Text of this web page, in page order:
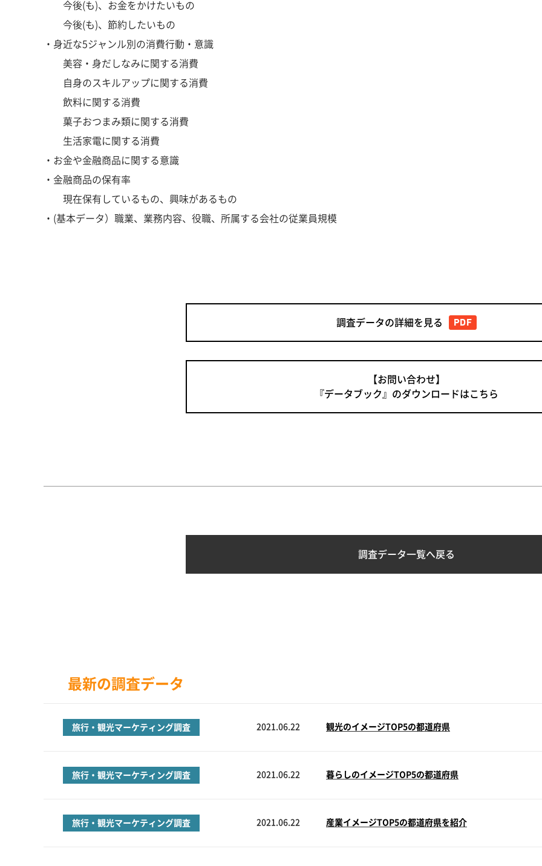
今後(も)、お金をかけたいもの
今後(も)、節約したいもの
・身近な5ジャンル別の消費行動・意識
美容・身だしなみに関する消費
自身のスキルアップに関する消費
飲料に関する消費
菓子おつまみ類に関する消費
生活家電に関する消費
・お金や金融商品に関する意識
・金融商品の保有率
現在保有しているもの、興味があるもの
・(基本データ）職業、業務内容、役職、所属する会社の従業員規模
調査データの詳細を見る
【お問い合わせ】
『データブック』のダウンロードはこちら
調査データ一覧へ戻る
最新の調査データ
旅行・観光マーケティング調査 2021.06.22 観光のイメージTOP5の都道府県
旅行・観光マーケティング調査 2021.06.22 暮らしのイメージTOP5の都道府県
旅行・観光マーケティング調査 2021.06.22 産業イメージTOP5の都道府県を紹介